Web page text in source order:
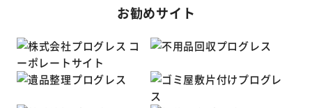
お勧めサイト